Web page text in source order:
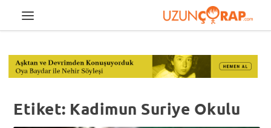
Etiket: Kadimun Suriye Okulu